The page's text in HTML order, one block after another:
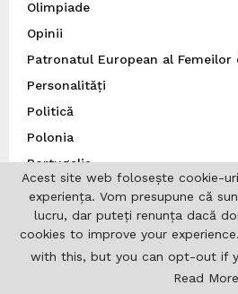
Olimpiade
Opinii
Patronatul European al Femeilor
Personalități
Politică
Polonia
Portugalia
Post Catolic
Post Ortodox
Preşedinţia României
Război, Ucraina
Acest site web folosește cookie-
experiența. Vom presupune că
lucru, dar puteți renunța dacă
cookies to improve your
with this, but you can opt-out if
Read More